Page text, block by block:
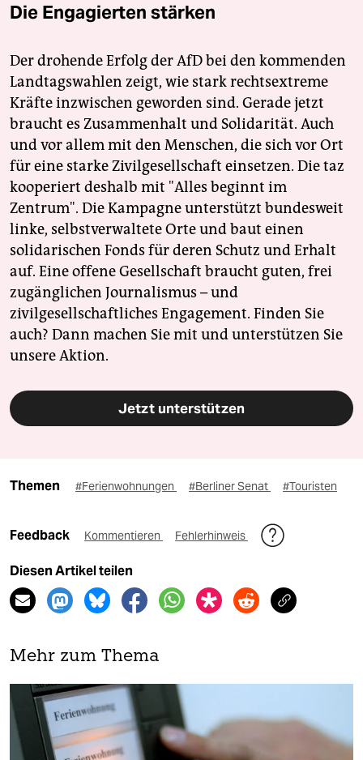
Die Engagierten stärken
Der drohende Erfolg der AfD bei den kommenden
Landtagswahlen zeigt, wie stark rechtsextreme
Kräfte inzwischen geworden sind. Gerade jetzt
braucht es Zusammenhalt und Solidarität. Auch
und vor allem mit den Menschen, die sich vor Ort
für eine starke Zivilgesellschaft einsetzen. Die taz
kooperiert deshalb mit "Alles beginnt im
Zentrum". Die Kampagne unterstützt bundesweit
linke, selbstverwaltete Orte und baut einen
solidarischen Fonds für deren Schutz und Erhalt
auf. Eine offene Gesellschaft braucht guten, frei
zugänglichen Journalismus – und
zivilgesellschaftliches Engagement. Finden Sie
auch? Dann machen Sie mit und unterstützen Sie
unsere Aktion.
Jetzt unterstützen
Themen #Ferienwohnungen #Berliner Senat #Touristen
Feedback Kommentieren Fehlerhinweis
Diesen Artikel teilen
Mehr zum Thema